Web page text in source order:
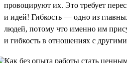
провоцируют их. Это требует
и идей! Гибкость — одно из
людей, потому что именно им
и гибкость в отношениях с